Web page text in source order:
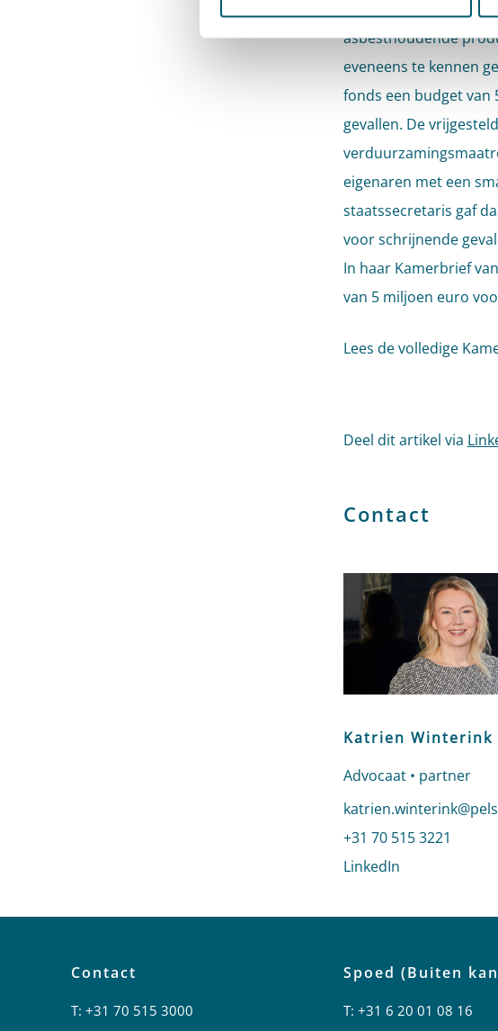
asbesthoudende
eveneens te kennen
fonds een budget
gevallen. De
eigenaren met een
staatssecretaris gaf
voor schrijnende
In haar Kamerbrief
van 5 miljoen euro
Lees de volledige
Deel dit artikel via
Contact
Katrien Winterink
Advocaat • partner
Stuur een e-mail naar
Bel naar Katrien
+31 70 515 3221
LinkedIn
Contact
T:+31 70 515 3000
Spoed (Buiten
T: +31 6 20 01 08 16